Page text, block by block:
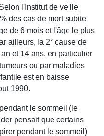
l'Institut de veille
des cas de mort subite
de 6 mois et l'âge le plus
ailleurs, la 2° cause de
et 14 ans, en particulier
ou par maladies
est en baisse
1990.
le sommeil (le
pensait que certains
pendant le sommeil)